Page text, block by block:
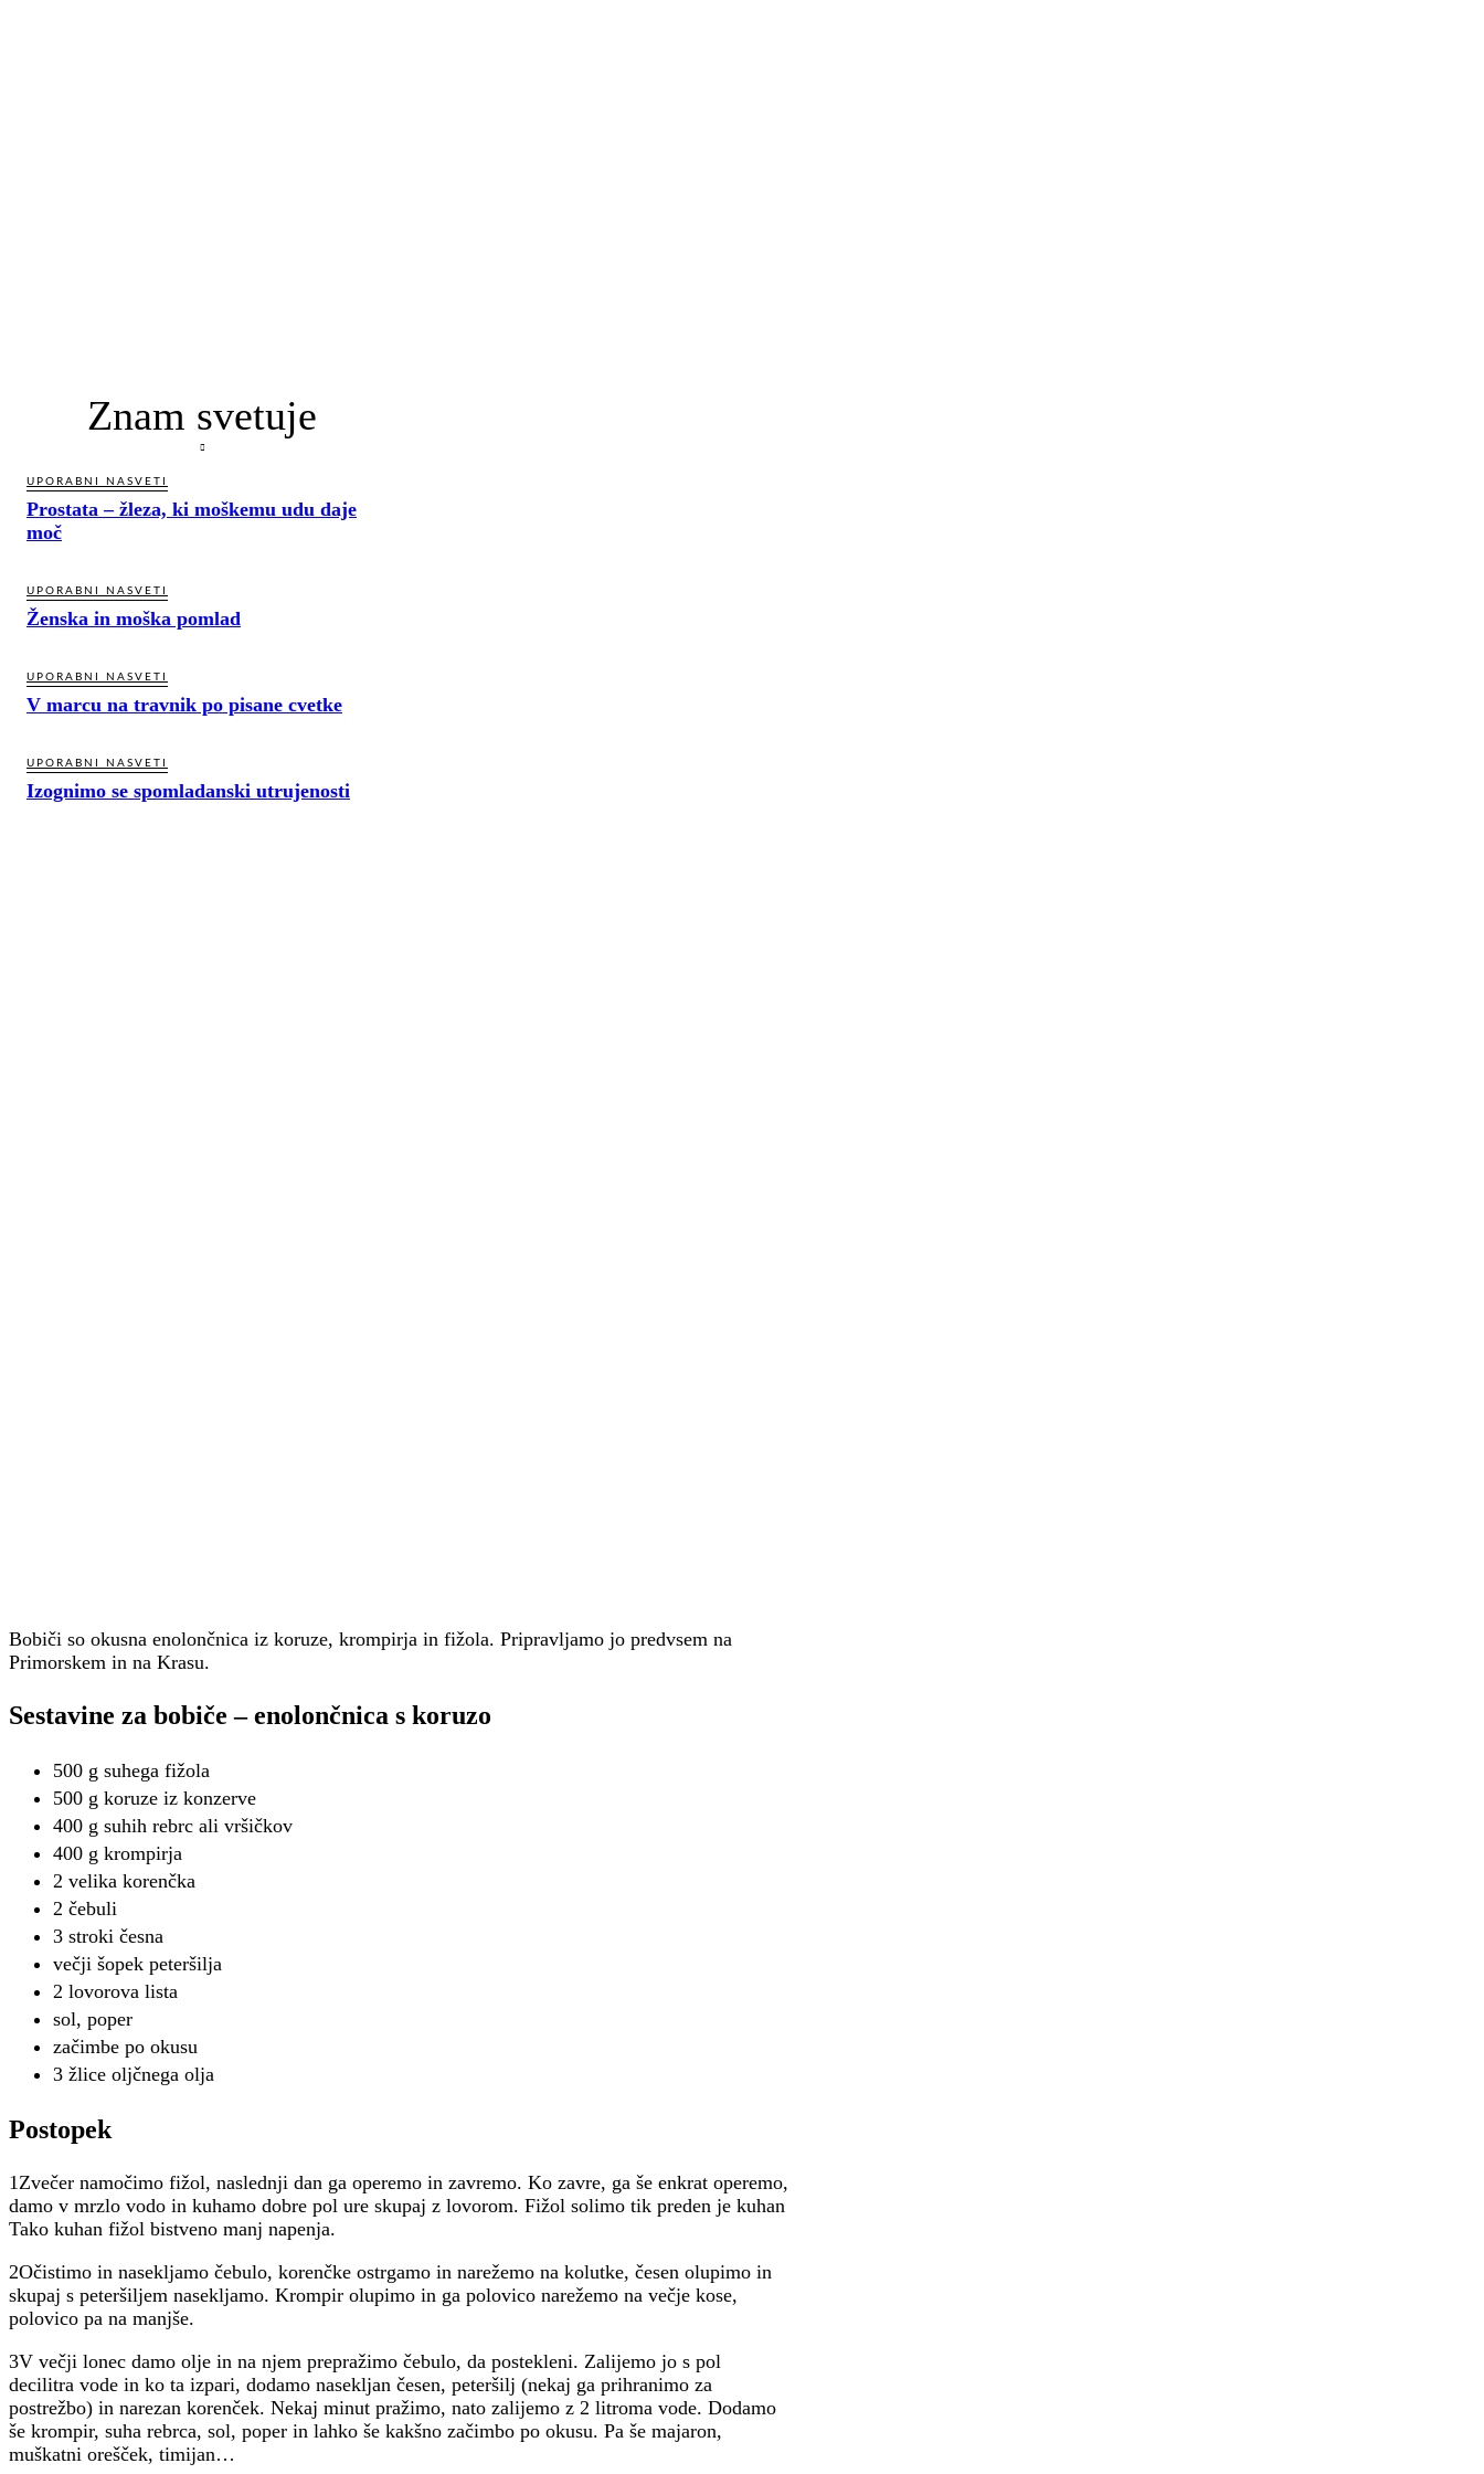
Znam svetuje
UPORABNI NASVETI
Prostata – žleza, ki moškemu udu daje
moč
UPORABNI NASVETI
Ženska in moška pomlad
UPORABNI NASVETI
V marcu na travnik po pisane cvetke
UPORABNI NASVETI
Izognimo se spomladanski utrujenosti
Bobiči so okusna enolončnica iz koruze, krompirja in fižola. Pripravljamo jo predvsem na
Primorskem in na Krasu.
Sestavine za bobiče – enolončnica s koruzo
500 g suhega fižola
500 g koruze iz konzerve
400 g suhih rebrc ali vršičkov
400 g krompirja
2 velika korenčka
2 čebuli
3 stroki česna
večji šopek peteršilja
2 lovorova lista
sol, poper
začimbe po okusu
3 žlice oljčnega olja
Postopek
1Zvečer namočimo fižol, naslednji dan ga operemo in zavremo. Ko zavre, ga še enkrat operemo,
damo v mrzlo vodo in kuhamo dobre pol ure skupaj z lovorom. Fižol solimo tik preden je kuhan
Tako kuhan fižol bistveno manj napenja.
2Očistimo in nasekljamo čebulo, korenčke ostrgamo in narežemo na kolutke, česen olupimo in
skupaj s peteršiljem nasekljamo. Krompir olupimo in ga polovico narežemo na večje kose,
polovico pa na manjše.
3V večji lonec damo olje in na njem prepražimo čebulo, da postekleni. Zalijemo jo s pol
decilitra vode in ko ta izpari, dodamo nasekljan česen, peteršilj (nekaj ga prihranimo za
postrežbo) in narezan korenček. Nekaj minut pražimo, nato zalijemo z 2 litroma vode. Dodamo
še krompir, suha rebrca, sol, poper in lahko še kakšno začimbo po okusu. Pa še majaron,
muškatni orešček, timijan…